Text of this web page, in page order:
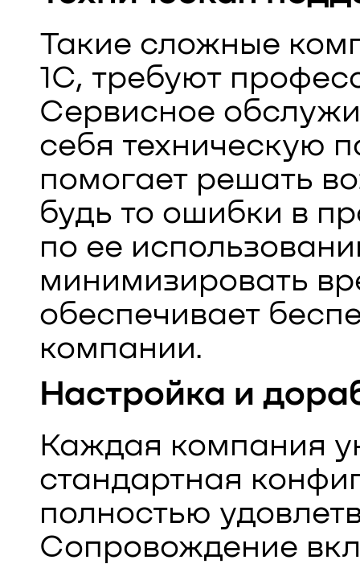
Такие сложные
1С, требуют
Сервисное
себя техническую
помогает решать
будь то ошибки в
по ее
минимизировать
обеспечивает
компании.
Настройка и
Каждая компания
стандартная
полностью
Сопровождение